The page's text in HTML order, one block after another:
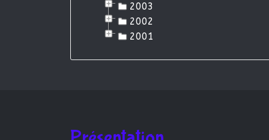
2003
2002
2001